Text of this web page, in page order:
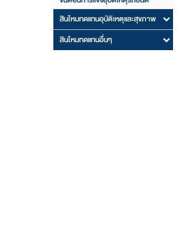
สินไหมทดแทนอุบัติเหตุและสุขภาพ
สินไหมทดแทนอื่นๆ